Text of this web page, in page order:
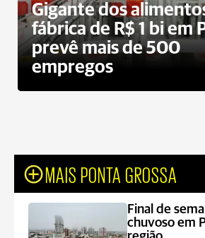
Gigante dos
fábrica de R$ 1 bi em
prevê mais de 500
empregos
MAIS PONTA GROSSA
Final de
chuvoso em